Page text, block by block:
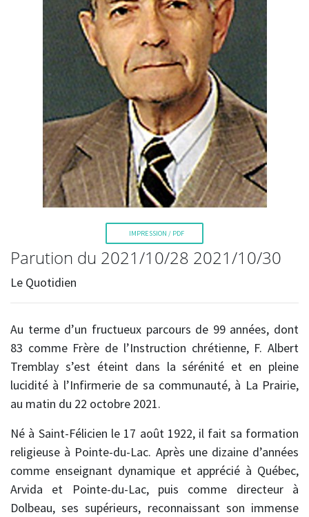
La Tribune
Le Nouvelliste
Le Quotidien
La Voix de l'Est
IMPRESSION / PDF
Parution du 2021/10/28 2021/10/30
Le Quotidien
Au terme d’un fructueux parcours de 99 années, dont
83 comme Frère de l’Instruction chrétienne, F. Albert
Tremblay s’est éteint dans la sérénité et en pleine
lucidité à l’Infirmerie de sa communauté, à La Prairie,
au matin du 22 octobre 2021.
Né à Saint-Félicien le 17 août 1922, il fait sa formation
religieuse à Pointe-du-Lac. Après une dizaine d’années
comme enseignant dynamique et apprécié à Québec,
Arvida et Pointe-du-Lac, puis comme directeur à
Dolbeau, ses supérieurs, reconnaissant son immense